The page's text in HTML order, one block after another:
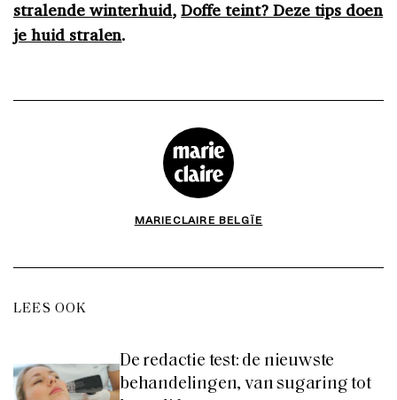
stralende winterhuid,Doffe teint? Deze tips doen
je huid stralen.
MARIECLAIRE BELGÏE
LEES OOK
De redactie test: de nieuwste
behandelingen, van sugaring tot